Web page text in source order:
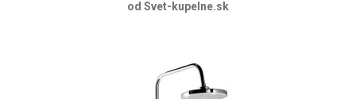
od Svet-kupelne.sk